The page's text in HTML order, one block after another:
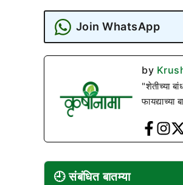
Join WhatsApp
by
"शेतीच्या
🕘 संबंधित बातम्या